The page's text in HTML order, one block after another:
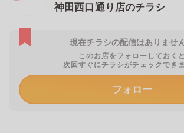
神田西口通り店のチラシ
現在チラシの配信はありません
このお店をフォローしておくと
次回すぐにチラシがチェックでき
フォロー